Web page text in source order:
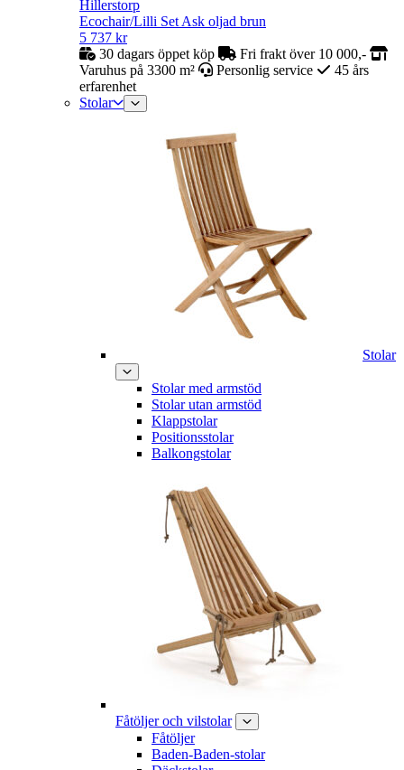
Hillerstorp
Ecochair/Lilli Set Ask oljad brun
5 737 kr
30 dagars öppet köp
Fri frakt över 10 000,-
Varuhus på 3300 m²
Personlig service
45 års
erfarenhet
Stolar
Stolar
Stolar med armstöd
Stolar utan armstöd
Klappstolar
Positionsstolar
Balkongstolar
Fåtöljer och vilstolar
Fåtöljer
Baden-Baden-stolar